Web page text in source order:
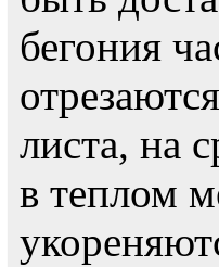
бегония
листа, на
в теплом